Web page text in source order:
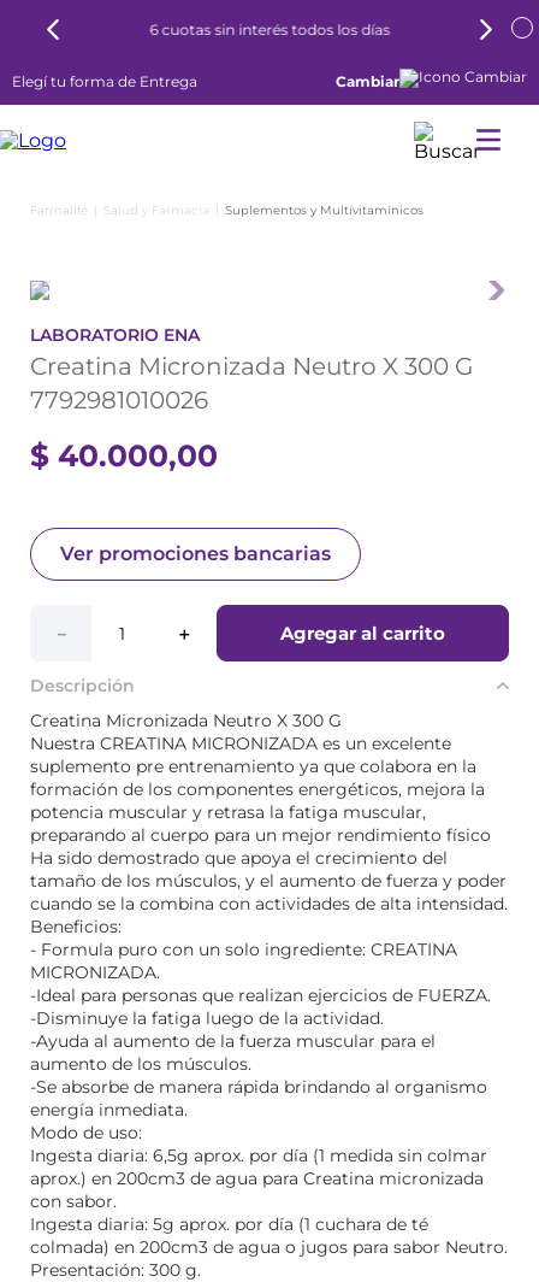
6 cuotas sin interés todos los días
Elegí tu forma de Entrega Cambiar
Salud y Farmacia Suplementos y Multivitamínicos
LABORATORIO ENA
Creatina Micronizada Neutro X 300 G
7792981010026
$ 40.000,00
Ver promociones bancarias
＋
－ Agregar al carrito
Descripción
Creatina Micronizada Neutro X 300 G
Nuestra CREATINA MICRONIZADA es un excelente
suplemento pre entrenamiento ya que colabora en la
formación de los componentes energéticos, mejora la
potencia muscular y retrasa la fatiga muscular,
preparando al cuerpo para un mejor rendimiento físico
Ha sido demostrado que apoya el crecimiento del
tamaño de los músculos, y el aumento de fuerza y poder
cuando se la combina con actividades de alta intensidad.
Beneficios:
- Formula puro con un solo ingrediente: CREATINA
MICRONIZADA.
-Ideal para personas que realizan ejercicios de FUERZA.
-Disminuye la fatiga luego de la actividad.
-Ayuda al aumento de la fuerza muscular para el
aumento de los músculos.
-Se absorbe de manera rápida brindando al organismo
energía inmediata.
Modo de uso:
Ingesta diaria: 6,5g aprox. por día (1 medida sin colmar
aprox.) en 200cm3 de agua para Creatina micronizada
con sabor.
Ingesta diaria: 5g aprox. por día (1 cuchara de té
colmada) en 200cm3 de agua o jugos para sabor Neutro.
Presentación: 300 g.